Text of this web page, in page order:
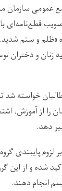
عمومی سازمان
با تصویب قطع‌نامه‌ای
«ظلم و ستم
و دختران
خواسته شد
را از آموزش،
دهد.
پایبندی
شده و از این
انجام دهند‌‏.‏